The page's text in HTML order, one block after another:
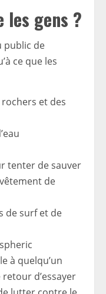
les gens ?
public de
ce que les
rochers et des
tenter de sauver
de
de surf et de
à quelqu’un
d’essayer